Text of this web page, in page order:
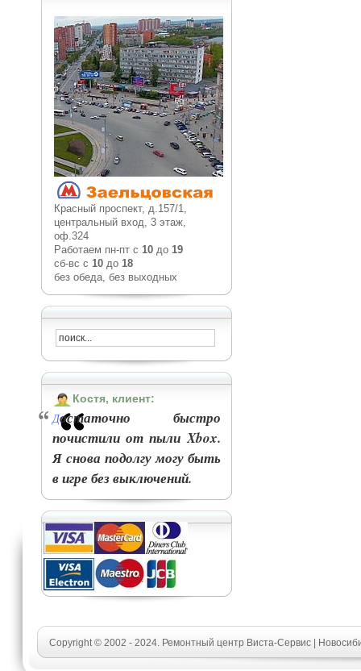
Красный проспект, д.157/1,
центральный вход, 3 этаж,
оф.324
Работаем пн-пт с 10до 19
сб-вс с 10до 18
без обеда, без выходных
Костя, клиент:
Достаточно быстро
почистили от пыли Xbox.
Я снова подолгу могу быть
в игре без выключений.
Copyright © 2002 - 2024. Ремонтный центр Виста-Сервис |